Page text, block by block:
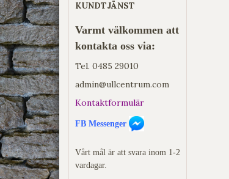
KUNDTJÄNST
Varmt välkommen att
kontakta oss via:
Tel. 0485 29010
admin@ullcentrum.com
Kontaktformulär
FB Messenger
Vårt mål är att svara inom 1-2
vardagar.